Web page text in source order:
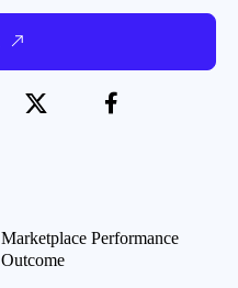
Marketplace Performance
Outcome